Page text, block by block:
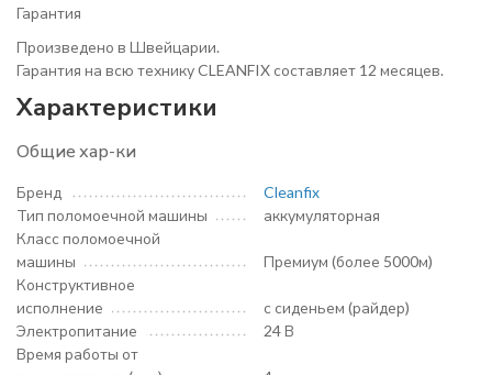
Гарантия
Произведено в Швейцарии.
Гарантия на всю технику CLEANFIX составляет 12 месяцев.
Характеристики
Общие хар-ки
Бренд
Cleanfix
Тип поломоечной машины
аккумуляторная
Класс поломоечной
машины
Премиум (более 5000м)
Конструктивное
исполнение
с сиденьем (райдер)
Электропитание
24 В
Время работы от